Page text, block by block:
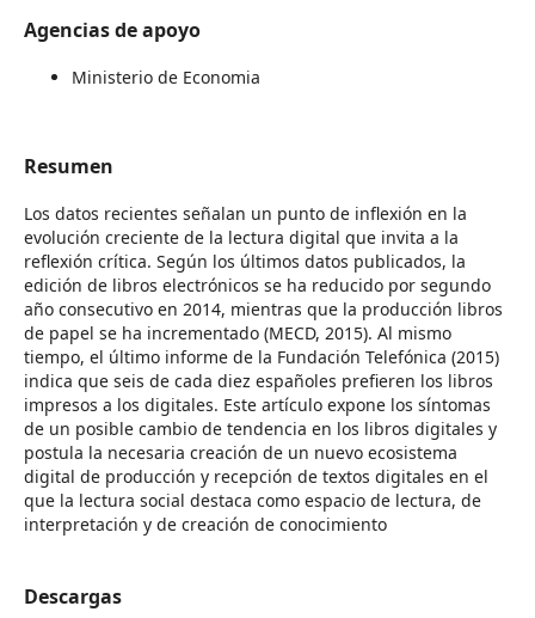
Agencias de apoyo
Ministerio de Economia
Resumen
Los datos recientes señalan un punto de inflexión en la
evolución creciente de la lectura digital que invita a la
reflexión crítica. Según los últimos datos publicados, la
edición de libros electrónicos se ha reducido por segundo
año consecutivo en 2014, mientras que la producción libros
de papel se ha incrementado (MECD, 2015). Al mismo
tiempo, el último informe de la Fundación Telefónica (2015)
indica que seis de cada diez españoles prefieren los libros
impresos a los digitales. Este artículo expone los síntomas
de un posible cambio de tendencia en los libros digitales y
postula la necesaria creación de un nuevo ecosistema
digital de producción y recepción de textos digitales en el
que la lectura social destaca como espacio de lectura, de
interpretación y de creación de conocimiento
Descargas